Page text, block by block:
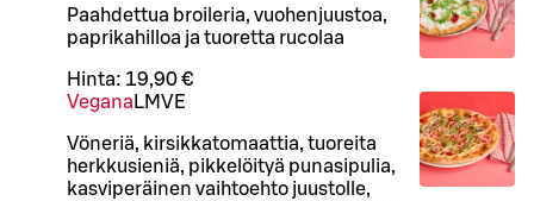
Paahdettua broileria, vuohenjuustoa,
paprikahilloa ja tuoretta rucolaa
Hinta: 19,90 €
Vegana LMVE
Vöneriä, kirsikkatomaattia, tuoreita
herkkusieniä, pikkelöityä punasipulia,
kasviperäinen vaihtoehto juustolle,